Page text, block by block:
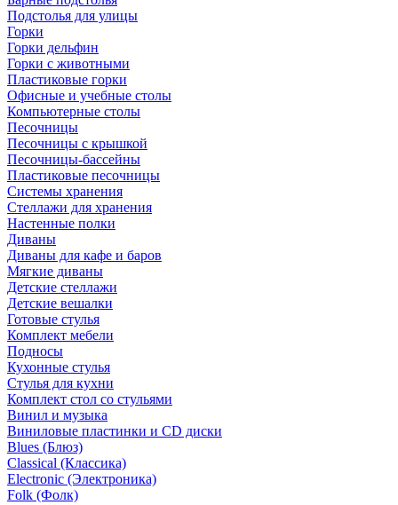
Подстолья для улицы
Горки
Горки дельфин
Горки с животными
Пластиковые горки
Офисные и учебные столы
Компьютерные столы
Песочницы
Песочницы с крышкой
Песочницы-бассейны
Пластиковые песочницы
Системы хранения
Стеллажи для хранения
Настенные полки
Диваны
Диваны для кафе и баров
Мягкие диваны
Детские стеллажи
Детские вешалки
Готовые стулья
Комплект мебели
Подносы
Кухонные стулья
Стулья для кухни
Комплект стол со стульями
Винил и музыка
Виниловые пластинки и CD диски
Blues (Блюз)
Classical (Классика)
Electronic (Электроника)
Folk (Фолк)